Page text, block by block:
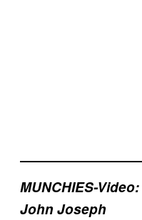
MUNCHIES-
John Joseph